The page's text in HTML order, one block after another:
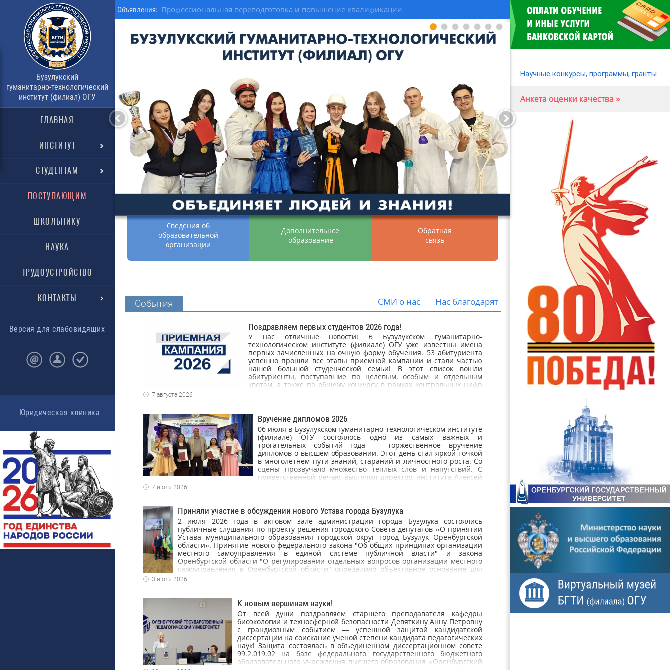
Бузулукский
гуманитарно-технологический
институт (филиал) ОГУ
ГЛАВНАЯ
ИНСТИТУТ
СТУДЕНТАМ
ПОСТУПАЮЩИМ
ШКОЛЬНИКУ
НАУКА
ТРУДОУСТРОЙСТВО
КОНТАКТЫ
Версия для слабовидящих
Юридическая клиника
Объявления: Профессиональная переподготовка и повышение квалификации
Сведения об
образовательной
организации
Дополнительное
образование
Обратная
связь
События Нас благодарят
СМИ о нас
Поздравляем первых студентов 2026 года!
У нас отличные новости! В Бузулукском гуманитарно-
технологическом институте (филиале) ОГУ уже известны имена
первых зачисленных на очную форму обучения. 53 абитуриента
успешно прошли все этапы приемной кампании и стали частью
нашей большой студенческой семьи! В этот список вошли
абитуриенты, поступавшие по целевым, особым и отдельным
квотам, а также по общему конкурсу в рамках контрольных цифр
платной основе до 22 авг
7 августа 2026
Вручение дипломов 2026
06 июля в Бузулукском гуманитарно-технологическом институте
(филиале) ОГУ состоялось одно из самых важных и
трогательных событий года — торжественное вручение
дипломов о высшем образовании. Этот день стал яркой точкой
в многолетнем пути знаний, стараний и личностного роста. Со
сцены прозвучало множество теплых слов и напутствий. С
приветственной речью выступил директор института Алексей
присоединились заместители директора, деканы факультето
7 июля 2026
Приняли участие в обсуждении нового Устава города Бузулука
2 июля 2026 года в актовом зале администрации города Бузулука состоялись
публичные слушания по проекту решения городского Совета депутатов «О принятии
Устава муниципального образования городской округ город Бузулук Оренбургской
области». Принятие нового федерального закона "Об общих принципах организации
местного самоуправления в единой системе публичной власти" и закона
Оренбургской области "О регулировании отдельных вопросов организации местного
самоуправления в Оренбургской области" определило объективное основание для
разработки нового документа. Для обсуждения нового Устава города соб
3 июля 2026
К новым вершинам науки!
От всей души поздравляем старшего преподавателя кафедры
биоэкологии и техносферной безопасности Девяткину Анну Петровну
с грандиозным событием — успешной защитой кандидатской
диссертации на соискание ученой степени кандидата педагогических
наук! Защита состоялась в объединенном диссертационном совете
99.2.019.02 на базе федерального государственного бюджетного
образовательного учреждения высшего образования «Оренбургский
Научные конкурсы, программы, гранты
Анкета оценки качества »